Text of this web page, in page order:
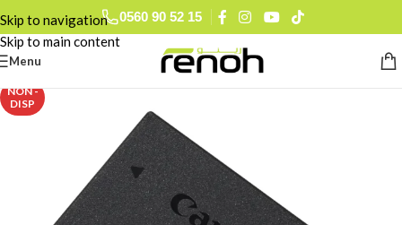
Skip to navigation
Skip to main content
0560 90 52 15
Menu
NON -
DISP